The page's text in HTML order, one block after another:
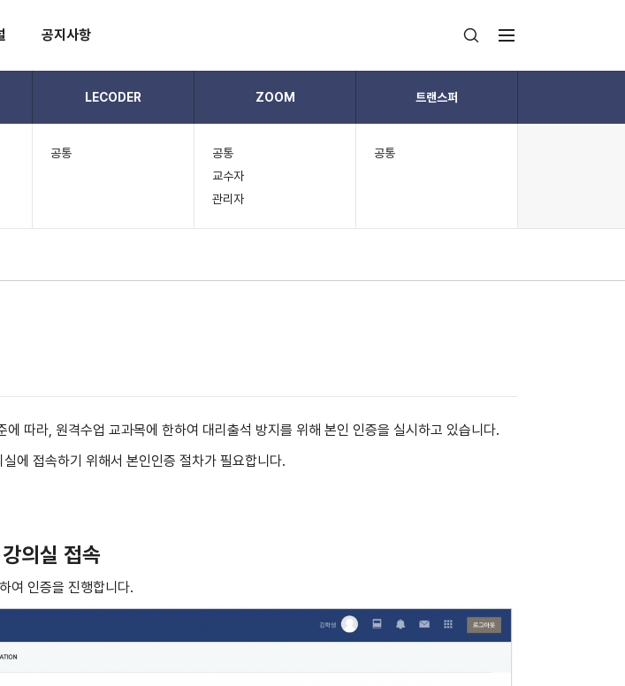
공지사항
LECODER ZOOM 트랜스퍼
공통
공통
교수자
관리자
공통
따라, 원격수업 교과목에 한하여 대리출석 방지를 위해 본인 인증을 실시하고 있습니다.
에 접속하기 위해서 본인인증 절차가 필요합니다.
의실 접속
여 인증을 진행합니다.